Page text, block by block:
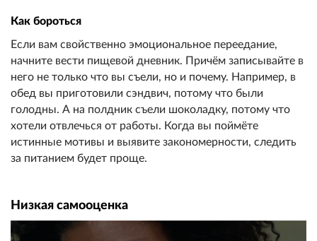
Как бороться
Если вам свойственно эмоциональное переедание,
начните вести пищевой дневник. Причём записывайте в
него не только что вы съели, но и почему. Например, в
обед вы приготовили сэндвич, потому что были
голодны. А на полдник съели шоколадку, потому что
хотели отвлечься от работы. Когда вы поймёте
истинные мотивы и выявите закономерности, следить
за питанием будет проще.
Низкая самооценка